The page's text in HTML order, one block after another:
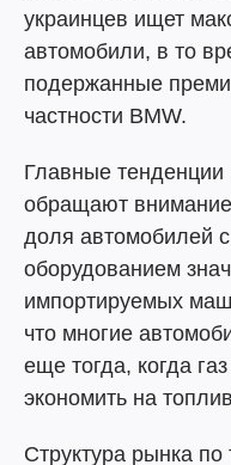
украинцев ищет
автомобили, в то
подержанные
частности BMW.
Главные тенденции
обращают
доля автомобилей
оборудованием
импортируемых
что многие
еще тогда, когда
экономить на
Структура рынка